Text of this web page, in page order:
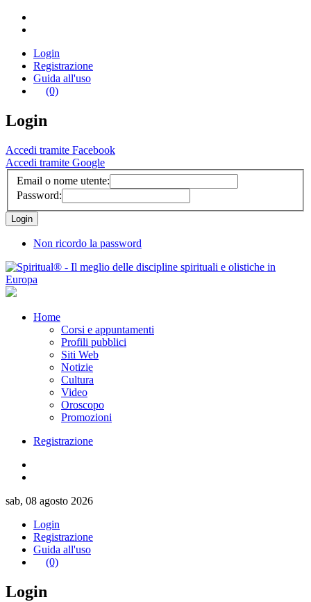
Login
Registrazione
Guida all'uso
(0)
Login
Accedi tramite Facebook
Accedi tramite Google
Email o nome utente:
Password:
Non ricordo la password
Home
Corsi e appuntamenti
Profili pubblici
Siti Web
Notizie
Cultura
Video
Oroscopo
Promozioni
Registrazione
sab, 08 agosto 2026
Login
Registrazione
Guida all'uso
(0)
Login